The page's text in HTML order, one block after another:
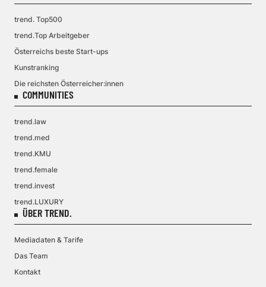
trend. Top500
trend.Top Arbeitgeber
Österreichs beste Start-ups
Kunstranking
Die reichsten Österreicher:innen
COMMUNITIES
trend.law
trend.med
trend.KMU
trend.female
trend.invest
trend.LUXURY
ÜBER TREND.
Mediadaten & Tarife
Das Team
Kontakt